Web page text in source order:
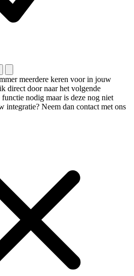
meerdere keren voor in jouw
direct door naar het volgende
nodig maar is deze nog niet
integratie? Neem dan contact met ons